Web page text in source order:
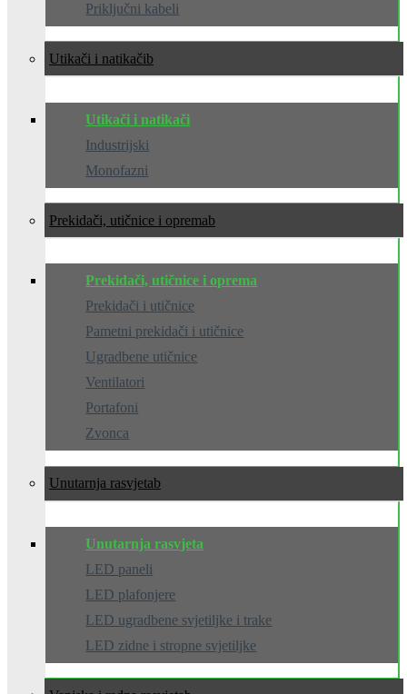
Priključni kabeli
Utikači i natikači
Utikači i natikači
Industrijski
Monofazni
Prekidači, utičnice i oprema
Prekidači, utičnice i oprema
Prekidači i utičnice
Pametni prekidači i utičnice
Ugradbene utičnice
Ventilatori
Portafoni
Zvonca
Unutarnja rasvjeta
Unutarnja rasvjeta
LED paneli
LED plafonjere
LED ugradbene svjetiljke i trake
LED zidne i stropne svjetiljke